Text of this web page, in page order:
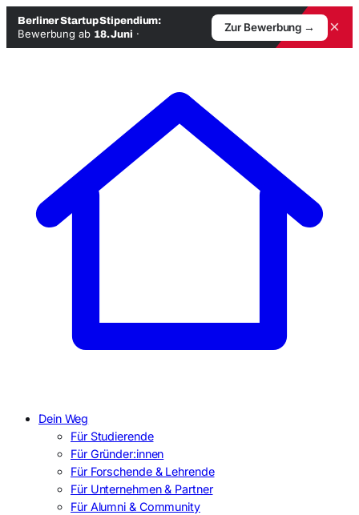
Berliner Startup Stipendium:
Bewerbung ab 18. Juni ·
Zur Bewerbung → ×
Dein Weg
Für Studierende
Für Gründer:innen
Für Forschende & Lehrende
Für Unternehmen & Partner
Für Alumni & Community